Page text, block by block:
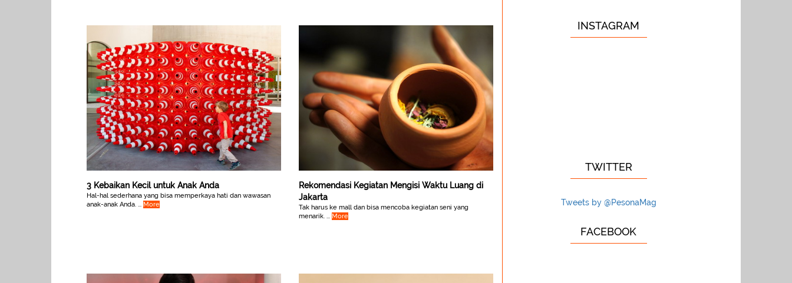
3 Kebaikan Kecil untuk Anak Anda
Hal-hal sederhana yang bisa memperkaya hati dan wawasan
anak-anak Anda. ... More
Rekomendasi Kegiatan Mengisi Waktu Luang di
Jakarta
Tak harus ke mall dan bisa mencoba kegiatan seni yang
menarik. ... More
INSTAGRAM
TWITTER
Tweets by @PesonaMag
FACEBOOK